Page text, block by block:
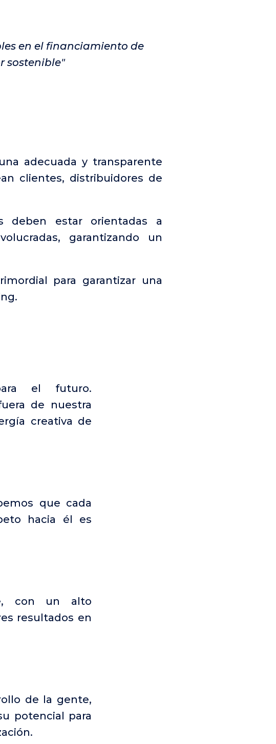
en el financiamiento de
sostenible"
adecuada y transparente
clientes, distribuidores de
deben estar orientadas a
garantizando un
para garantizar una
el futuro.
de nuestra
creativa de
que cada
hacia él es
con un alto
resultados en
de la gente,
potencial para